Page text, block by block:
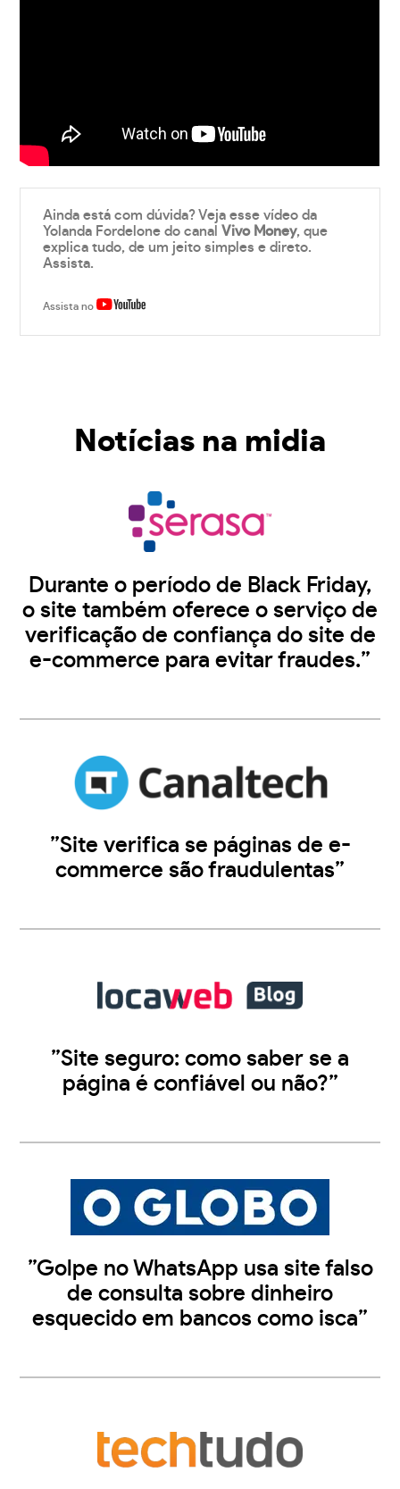
Ainda está com dúvida? Veja esse vídeo da
Yolanda Fordelone do canalVivo Money, que
explica tudo, de um jeito simples e direto.
Assista.
Assista no
Notícias na midia
Durante o período de Black Friday,
o site também oferece o serviço de
verificação de confiança do site de
e-commerce para evitar fraudes.”
”Site verifica se páginas de e-
commerce são fraudulentas”
”Site seguro: como saber se a
página é confiável ou não?”
”Golpe no WhatsApp usa site falso
de consulta sobre dinheiro
esquecido em bancos como isca”